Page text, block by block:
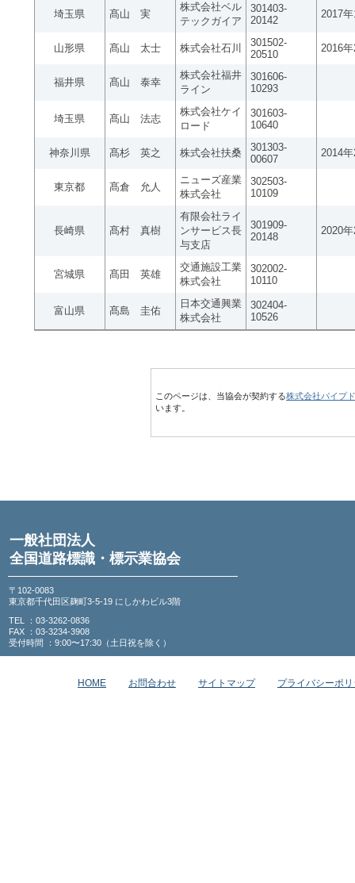
埼玉県 髙山 実
株式会社ベル
テックガイア
301403-
20142
2017
山形県 髙山 太士 株式会社石川
301502-
20510
2016
福井県 髙山 泰幸
株式会社福井
ライン
301606-
10293
埼玉県 髙山 法志
株式会社ケイ
ロード
301603-
10640
神奈川県 髙杉 英之 株式会社扶桑
301303-
00607
2014
東京都 髙倉 允人
ニューズ産業
株式会社
302503-
10109
長崎県 髙村 真樹
有限会社ライ
ンサービス長
与支店
301909-
20148
2020
宮城県 髙田 英雄
交通施設工業
株式会社
302002-
10110
富山県 髙島 圭佑
日本交通興業
株式会社
302404-
10526
このページは、当協会が契約する株式会社パイプ
います。
一般社団法人
全国道路標識・標示業協会
〒102-0083
東京都千代田区麹町3-5-19 にしかわビル3階
TEL ：03-3262-0836
FAX ：03-3234-3908
受付時間 ：9:00〜17:30（土日祝を除く）
HOME お問合わせ サイトマップ プライバシーポ